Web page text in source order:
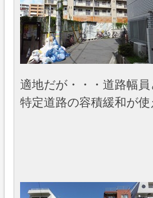
適地だが・・・道路幅
特定道路の容積緩和が使